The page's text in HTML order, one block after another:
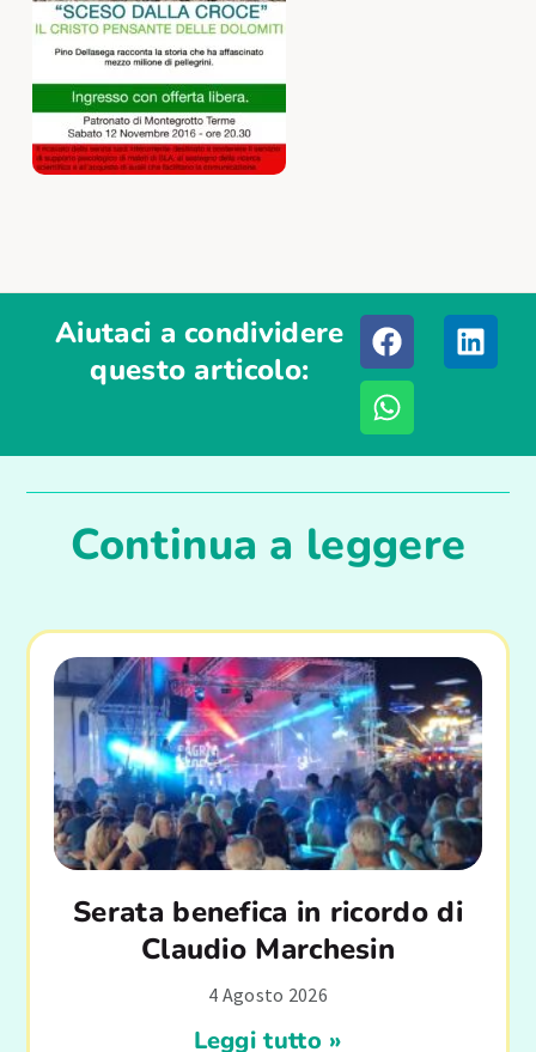
Aiutaci a condividere
questo articolo:
Continua a leggere
Serata benefica in ricordo di
Claudio Marchesin
4 Agosto 2026
Leggi tutto »